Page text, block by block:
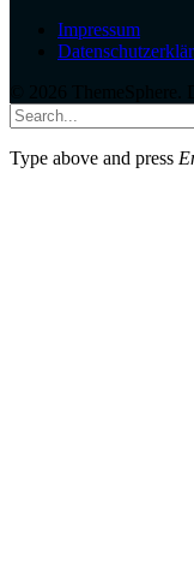
Impressum
Type above and press